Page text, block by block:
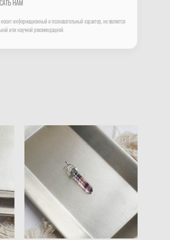
НАМ
информационный и познавательный характер, не является
или научной рекомендацией.